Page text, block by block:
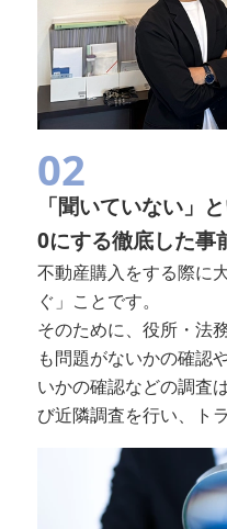
02
「聞いていない」
0にする徹底した事
不動産購入をする際に
ぐ」ことです。
そのために、役所・法
も問題がないかの確認
いかの確認などの調査
び近隣調査を行い、ト